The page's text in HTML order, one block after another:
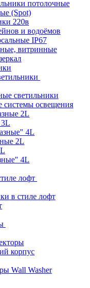
потолочные
(Spot)
220в
и водоёмов
IP67
витринные
светильники
системы освещения
2L
4L
2L
4L
лофт
в стиле лофт
корпус
Wall Washer